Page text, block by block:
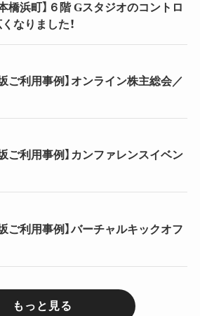
橋浜町】６階 Gスタジオのコントロ
なりました！
ご利用事例】オンライン株主総会／
ご利用事例】カンファレンスイベン
ご利用事例】バーチャルキックオフ
もっと見る